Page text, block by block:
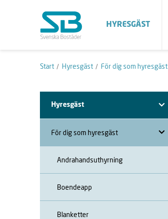
HYRESGÄST
Start Hyresgäst För dig som hyresgäst
Hyresgäst
För dig som hyresgäst
Andrahandsuthyrning
Boendeapp
Blanketter